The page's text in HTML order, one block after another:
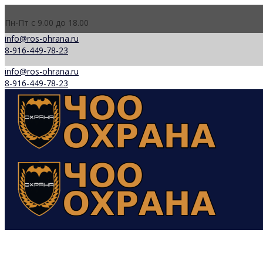
Пн-Пт с 9.00 до 18.00
info@ros-ohrana.ru
8-916-449-78-23
info@ros-ohrana.ru
8-916-449-78-23